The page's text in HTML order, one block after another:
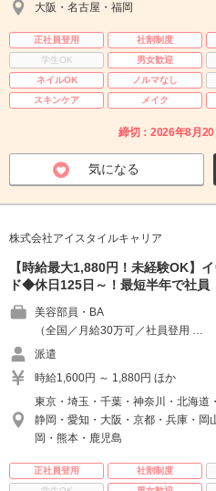
大阪・名古屋・福岡
正社員登用 社割制度
学生OK
男女歓迎
ネイルOK
ノルマなし
スキンケア
メイク
締切：2026年8月
気になる
株式会社アイスタイルキャリア
【時給最大1,880円！未経験OK】
ド◆休日125日～！最短半年で社員
美容部員・BA
（全国／月給30万可／社員登用 …
派遣
時給1,600円 ～ 1,880円 ほか
東京・埼玉・千葉・神奈川・北海道
静岡・愛知・大阪・京都・兵庫・岡
岡・熊本・鹿児島
正社員登用 社割制度